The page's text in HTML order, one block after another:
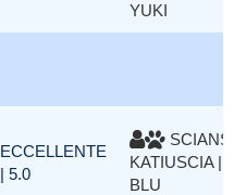
YUKI
ECCELLENTE
| 5.0
SCIANS
KATIUSCIA |
BLU